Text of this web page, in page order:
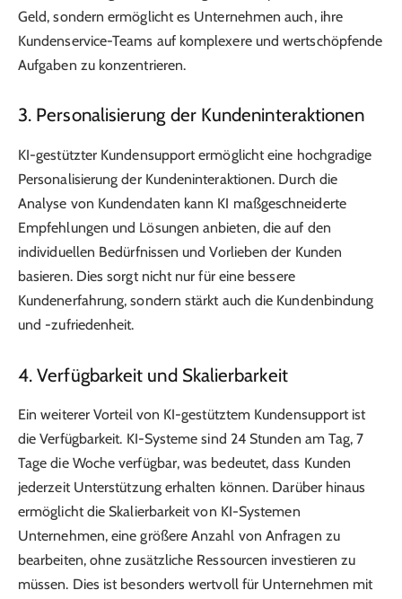
Geld, sondern ermöglicht es Unternehmen auch, ihre
Kundenservice-Teams auf komplexere und wertschöpfende
Aufgaben zu konzentrieren.
3. Personalisierung der Kundeninteraktionen
KI-gestützter Kundensupport ermöglicht eine hochgradige
Personalisierung der Kundeninteraktionen. Durch die
Analyse von Kundendaten kann KI maßgeschneiderte
Empfehlungen und Lösungen anbieten, die auf den
individuellen Bedürfnissen und Vorlieben der Kunden
basieren. Dies sorgt nicht nur für eine bessere
Kundenerfahrung, sondern stärkt auch die Kundenbindung
und -zufriedenheit.
4. Verfügbarkeit und Skalierbarkeit
Ein weiterer Vorteil von KI-gestütztem Kundensupport ist
die Verfügbarkeit. KI-Systeme sind 24 Stunden am Tag, 7
Tage die Woche verfügbar, was bedeutet, dass Kunden
jederzeit Unterstützung erhalten können. Darüber hinaus
ermöglicht die Skalierbarkeit von KI-Systemen
Unternehmen, eine größere Anzahl von Anfragen zu
bearbeiten, ohne zusätzliche Ressourcen investieren zu
müssen. Dies ist besonders wertvoll für Unternehmen mit